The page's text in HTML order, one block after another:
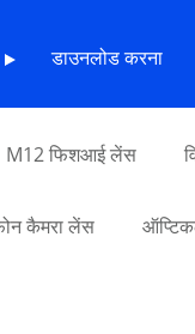
डाउनलोड करना
M12 फिशआई लेंस
कैमरा लेंस